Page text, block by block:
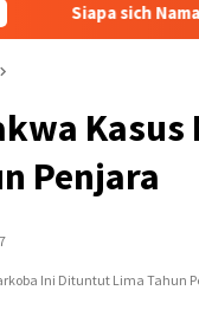
Nama Aspri Prabowo
Penjara